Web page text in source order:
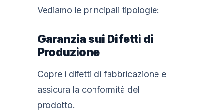
Vediamo le principali tipologie:
Garanzia sui Difetti di
Produzione
Copre i difetti di fabbricazione e
assicura la conformità del
prodotto.